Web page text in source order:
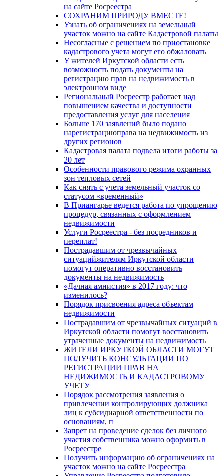
на сайте Росреестра
СОХРАНИМ ПРИРОДУ ВМЕСТЕ!
Узнать об ограничениях на земельный
участок можно на сайте Кадастровой палаты
Несогласные с решением по приостановке
кадастрового учета могут его обжаловать
У жителей Иркутской области есть
возможность подать документы на
регистрацию прав на недвижимость в
электронном виде
Региональный Росреестр работает над
повышением качества и доступности
предоставления услуг для населения
Больше 170 заявлений было подано
нарегистрациюправа на недвижимость из
других регионов
Кадастровая палата подвела итоги работы за
20 лет
Особенности правового режима охранных
зон тепловых сетей
Как снять с учета земельный участок со
статусом «временный»
В Приангарье ведется работа по упрощению
процедур, связанных с оформлением
недвижимости
Услуги Росреестра - без посредников и
переплат!
Пострадавшим от чрезвычайных
ситуацийжителям Иркутской области
помогут оперативно восстановить
документы на недвижимость
«Дачная амнистия» в 2017 году: что
изменилось?
Порядок присвоения адреса объектам
недвижимости
Пострадавшим от чрезвычайных ситуаций в
Иркутской области помогут восстановить
утраченные документы на недвижимость
ЖИТЕЛИ ИРКУТКОЙ ОБЛАСТИ МОГУТ
ПОЛУЧИТЬ КОНСУЛЬТАЦИИ ПО
РЕГИСТРАЦИИ ПРАВ НА
НЕДИЖИМОСТЬ И КАДАСТРОВОМУ
УЧЕТУ
Порядок рассмотрения заявления о
привлечении контролирующих должника
лиц к субсидиарной ответственности по
основаниям, п
Запрет на проведение сделок без личного
участия собственника можно оформить в
Росреестре
Получить информацию об ограничениях на
участок можно на сайте Росреестра